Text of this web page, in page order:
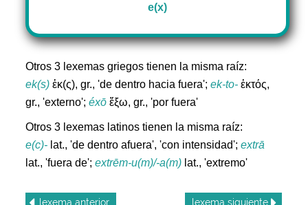
e(x)
Otros 3 lexemas griegos tienen la misma raíz:
ek(s) ἐκ(ς), gr., 'de dentro hacia fuera';ek-to- ἐκτός,
gr., 'externo';éxō ἔξω, gr., 'por fuera'
Otros 3 lexemas latinos tienen la misma raíz:
e(c)- lat., 'de dentro afuera', 'con intensidad';extrā
lat., 'fuera de';extrēm-u(m)/-a(m) lat., 'extremo'
lexema anterior lexema siguiente